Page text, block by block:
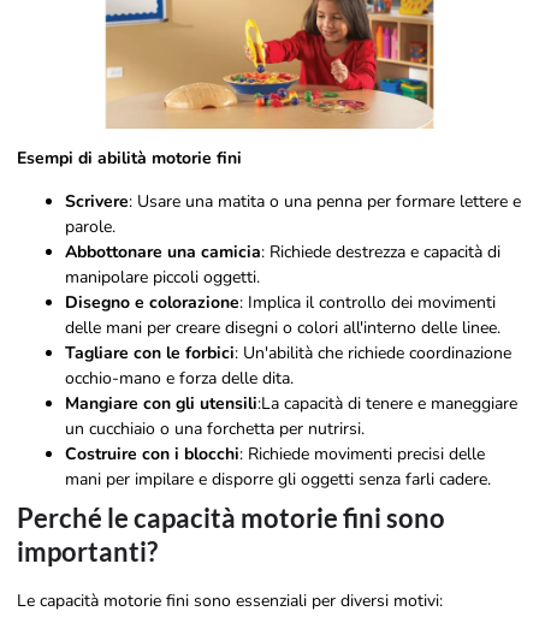
Esempi di abilità motorie fini
Scrivere: Usare una matita o una penna per formare lettere e
parole.
Abbottonare una camicia: Richiede destrezza e capacità di
manipolare piccoli oggetti.
Disegno e colorazione: Implica il controllo dei movimenti
delle mani per creare disegni o colori all'interno delle linee.
Tagliare con le forbici: Un'abilità che richiede coordinazione
occhio-mano e forza delle dita.
Mangiare con gli utensili:La capacità di tenere e maneggiare
un cucchiaio o una forchetta per nutrirsi.
Costruire con i blocchi: Richiede movimenti precisi delle
mani per impilare e disporre gli oggetti senza farli cadere.
Perché le capacità motorie fini sono
importanti?
Le capacità motorie fini sono essenziali per diversi motivi: